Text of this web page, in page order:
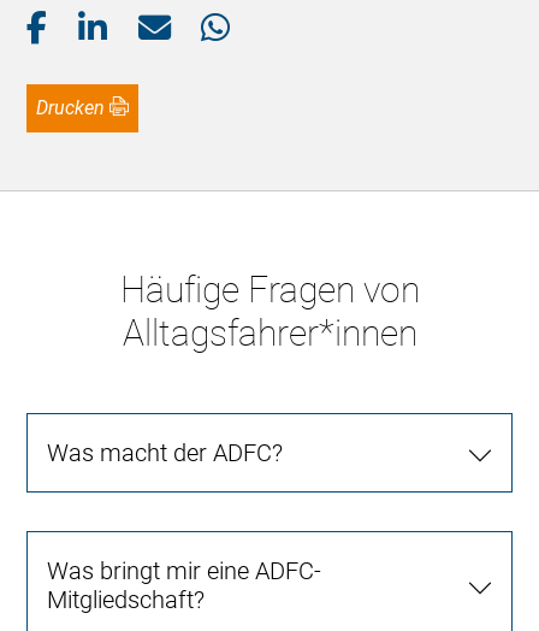
Drucken
Häufige Fragen von
Alltagsfahrer*innen
Was macht der ADFC?
Was bringt mir eine ADFC-
Mitgliedschaft?